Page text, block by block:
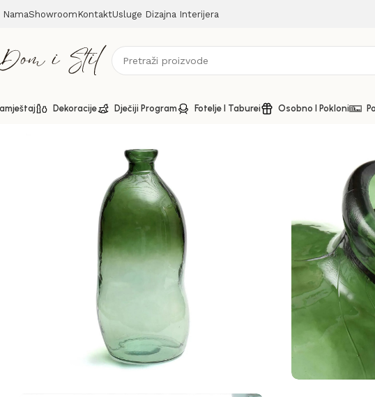
NamaShowroom KontaktUsluge Dizajna Interijera
Dekoracije Dječiji Program Fotelje I Taburei Osobno I Pokloni
Jinsuo staklena vaza